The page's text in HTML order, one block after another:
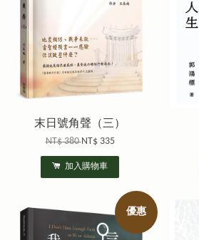
末日號角聲（三）
NT$ 380NT$ 335
加入購物車
優惠